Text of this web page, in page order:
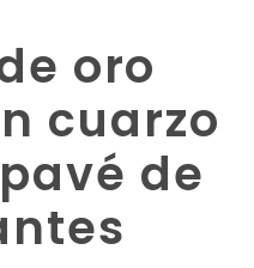
oro
cuarzo
de